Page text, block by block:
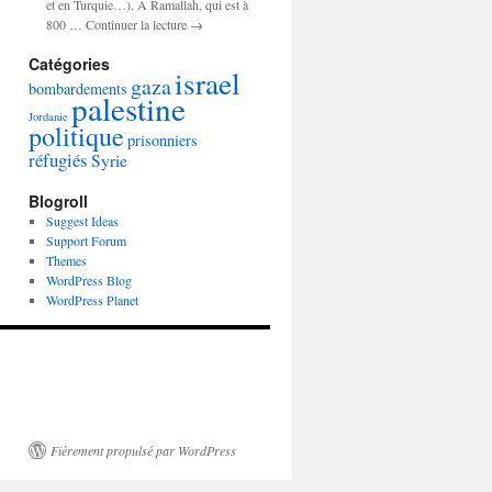
et en Turquie…). A Ramallah, qui est à
800 … Continuer la lecture →
Catégories
bombardements gazaisrael
Jordanie palestine
politique prisonniers
réfugiés Syrie
Blogroll
Suggest Ideas
Support Forum
Themes
WordPress Blog
WordPress Planet
Fièrement propulsé par WordPress